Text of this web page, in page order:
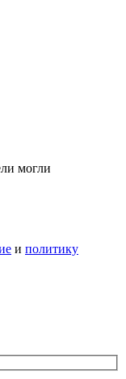
могли
и политику